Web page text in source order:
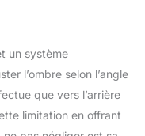
Vous pouvez
en soulevant
la
Livré avec un
garanti) et
préparés,
un système
l’ombre selon l’angle
que vers l’arrière
limitation en offrant